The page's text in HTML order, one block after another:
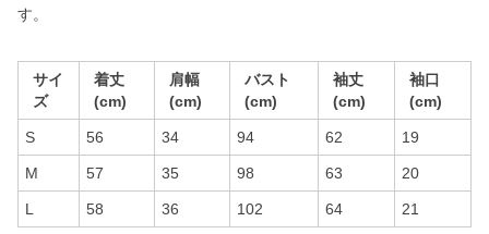
す。
サイ
ズ
着丈
(cm)
肩幅
(cm)
バスト
(cm)
袖丈
(cm)
袖口
(cm)
S 56 34 94 62 19
M 57 35 98 63 20
L 58 36 102 64 21